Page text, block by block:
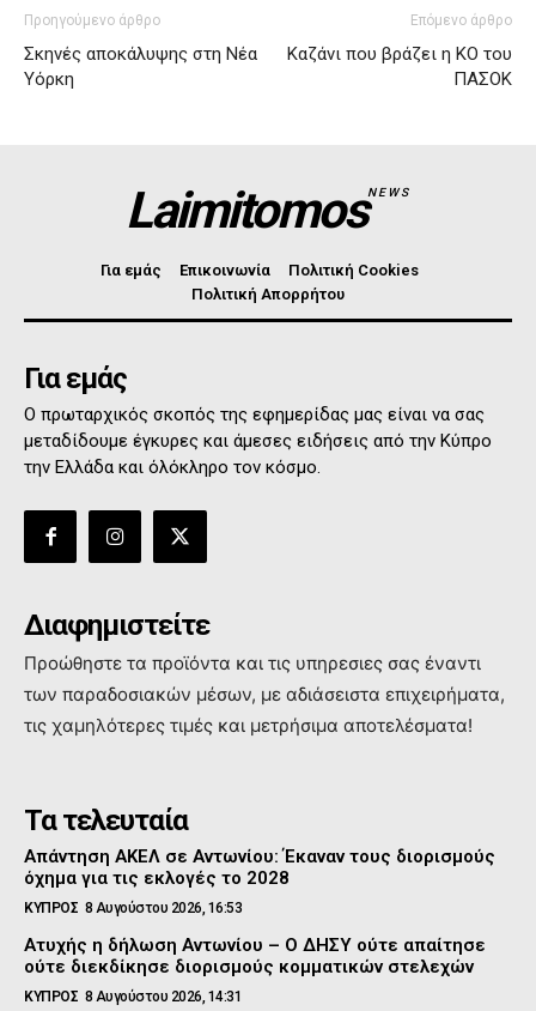
Προηγούμενο άρθρο
Σκηνές αποκάλυψης στη Νέα
Υόρκη
Επόμενο άρθρο
Καζάνι που βράζει η ΚΟ του
ΠΑΣΟΚ
LaimitomosNEWS
Για εμάς Επικοινωνία
Πολιτική Cookies
Πολιτική Απορρήτου
Για εμάς
Ο πρωταρχικός σκοπός της εφημερίδας μας είναι να σας
μεταδίδουμε έγκυρες και άμεσες ειδήσεις από την Κύπρο
την Ελλάδα και όλόκληρο τον κόσμο.
Διαφημιστείτε
Προώθηστε τα προϊόντα και τις υπηρεσιες σας έναντι
των παραδοσιακών μέσων, με αδιάσειστα επιχειρήματα,
τις χαμηλότερες τιμές και μετρήσιμα αποτελέσματα!
Τα τελευταία
Απάντηση ΑΚΕΛ σε Αντωνίου: Έκαναν τους διορισμούς
όχημα για τις εκλογές το 2028
ΚΥΠΡΟΣ 8 Αυγούστου 2026, 16:53
Ατυχής η δήλωση Αντωνίου – Ο ΔΗΣΥ ούτε απαίτησε
ούτε διεκδίκησε διορισμούς κομματικών στελεχών
ΚΥΠΡΟΣ 8 Αυγούστου 2026, 14:31